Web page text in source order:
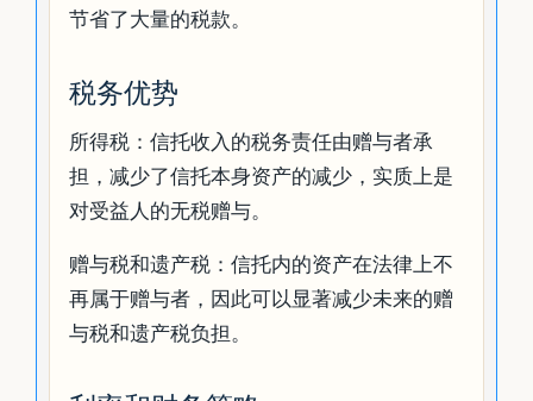
节省了大量的税款。
税务优势
所得税：信托收入的税务责任由赠与者承
担，减少了信托本身资产的减少，实质上是
对受益人的无税赠与。
赠与税和遗产税：信托内的资产在法律上不
再属于赠与者，因此可以显著减少未来的赠
与税和遗产税负担。